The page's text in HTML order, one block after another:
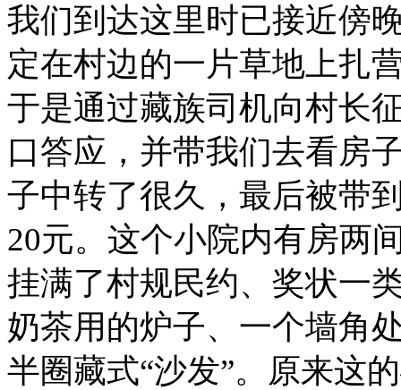
我们到达这里时已接近傍
定在村边的一片草地上扎
于是通过藏族司机向村长
口答应，并带我们去看房
子中转了很久，最后被带
20元。这个小院内有房两
挂满了村规民约、奖状一
奶茶用的炉子、一个墙角
半圈藏式“沙发”。原来这